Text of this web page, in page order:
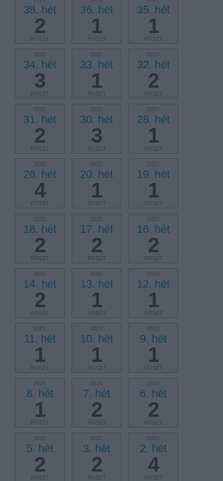
38. hét
2
POSZT
36. hét
1
POSZT
35. hét
1
POSZT
2023.
34. hét
3
POSZT
2023.
33. hét
1
POSZT
2023.
32. hét
2
POSZT
2023.
31. hét
2
POSZT
2023.
30. hét
3
POSZT
2023.
28. hét
1
POSZT
2023.
26. hét
4
POSZT
2023.
20. hét
1
POSZT
2023.
19. hét
1
POSZT
2023.
18. hét
2
POSZT
2023.
17. hét
2
POSZT
2023.
16. hét
2
POSZT
2023.
14. hét
2
POSZT
2023.
13. hét
1
POSZT
2023.
12. hét
1
POSZT
2023.
11. hét
1
POSZT
2023.
10. hét
1
POSZT
2023.
9. hét
1
POSZT
2023.
8. hét
1
POSZT
2023.
7. hét
2
POSZT
2023.
6. hét
2
POSZT
2023.
5. hét
2
POSZT
2023.
3. hét
2
POSZT
2023.
2. hét
4
POSZT